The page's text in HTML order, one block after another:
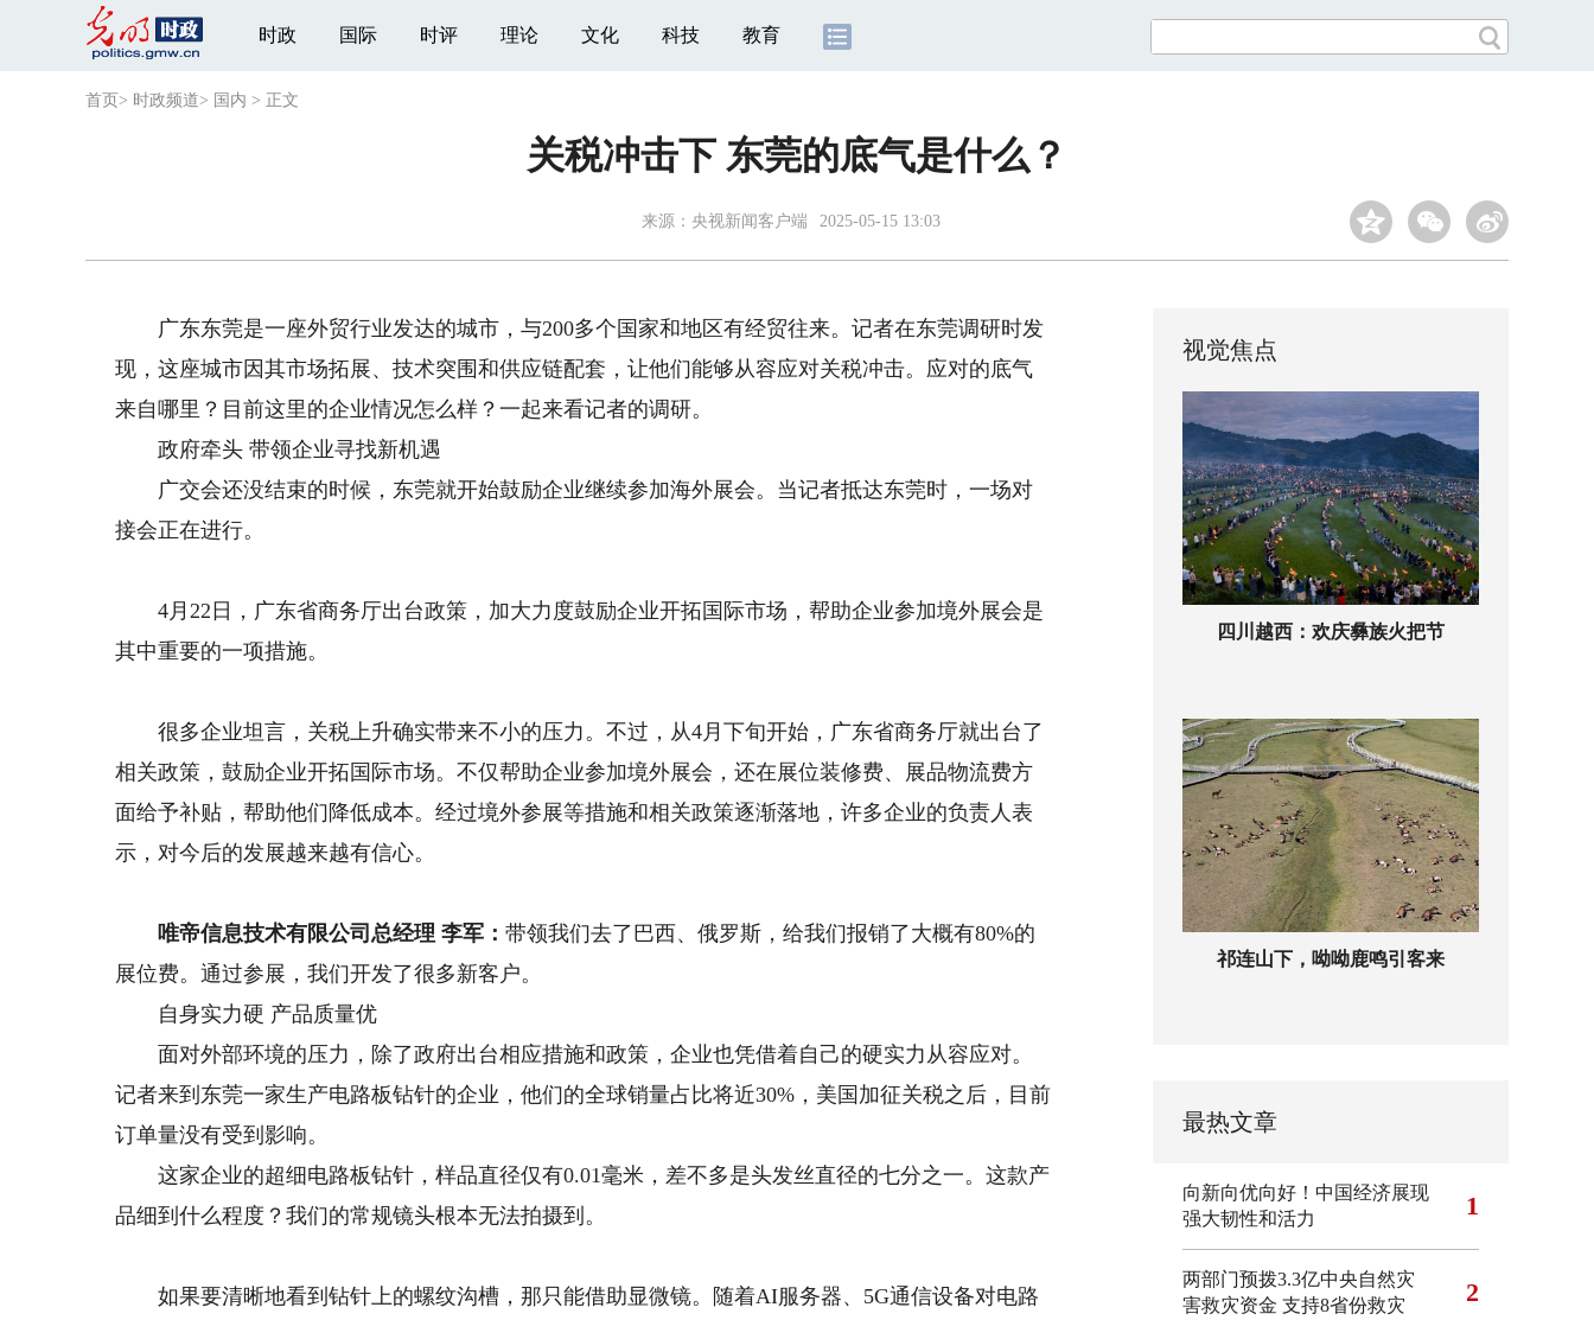
时政 国际 时评 理论 文化 科技 教育
首页 > 时政频道> 国内 > 正文
关税冲击下 东莞的底气是什么？
来源： 央视新闻客户端 2025-05-15 13:03
广东东莞是一座外贸行业发达的城市，与200多个国家和地区有经贸往来。记者在东莞调研时发
现，这座城市因其市场拓展、技术突围和供应链配套，让他们能够从容应对关税冲击。应对的底气
来自哪里？目前这里的企业情况怎么样？一起来看记者的调研。
政府牵头 带领企业寻找新机遇
广交会还没结束的时候，东莞就开始鼓励企业继续参加海外展会。当记者抵达东莞时，一场对
接会正在进行。
4月22日，广东省商务厅出台政策，加大力度鼓励企业开拓国际市场，帮助企业参加境外展会是
其中重要的一项措施。
很多企业坦言，关税上升确实带来不小的压力。不过，从4月下旬开始，广东省商务厅就出台了
相关政策，鼓励企业开拓国际市场。不仅帮助企业参加境外展会，还在展位装修费、展品物流费方
面给予补贴，帮助他们降低成本。经过境外参展等措施和相关政策逐渐落地，许多企业的负责人表
示，对今后的发展越来越有信心。
唯帝信息技术有限公司总经理 李军：带领我们去了巴西、俄罗斯，给我们报销了大概有80%的
展位费。通过参展，我们开发了很多新客户。
自身实力硬 产品质量优
面对外部环境的压力，除了政府出台相应措施和政策，企业也凭借着自己的硬实力从容应对。
记者来到东莞一家生产电路板钻针的企业，他们的全球销量占比将近30%，美国加征关税之后，目前
订单量没有受到影响。
这家企业的超细电路板钻针，样品直径仅有0.01毫米，差不多是头发丝直径的七分之一。这款产
品细到什么程度？我们的常规镜头根本无法拍摄到。
如果要清晰地看到钻针上的螺纹沟槽，那只能借助显微镜。随着AI服务器、5G通信设备对电路
视觉焦点
四川越西：欢庆彝族火把节
祁连山下，呦呦鹿鸣引客来
最热文章
向新向优向好！中国经济展现
强大韧性和活力
1
两部门预拨3.3亿中央自然灾
害救灾资金 支持8省份救灾
2